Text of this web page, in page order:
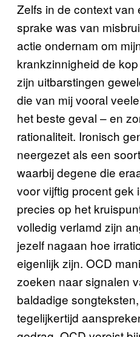
Zelfs in de context van
sprake was van
actie ondernam om
krankzinnigheid de
zijn uitbarstingen
die van mij vooral
het beste geval – en
rationaliteit. Ironisch
neergezet als een
waarbij degene die
voor vijftig procent gek
precies op het
volledig verlamd zijn
jezelf nagaan hoe
eigenlijk zijn. OCD
zoeken naar signalen
baldadige
tegelijkertijd